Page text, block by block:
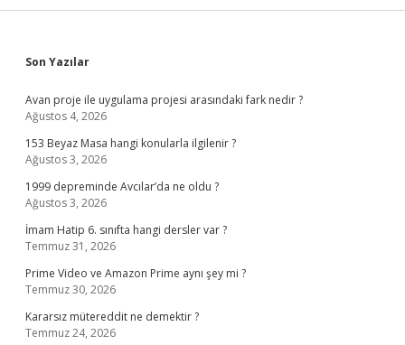
Sidebar
Son Yazılar
Avan proje ile uygulama projesi arasındaki fark nedir ?
Ağustos 4, 2026
153 Beyaz Masa hangi konularla ilgilenir ?
Ağustos 3, 2026
1999 depreminde Avcılar’da ne oldu ?
Ağustos 3, 2026
İmam Hatip 6. sınıfta hangi dersler var ?
Temmuz 31, 2026
Prime Video ve Amazon Prime aynı şey mi ?
Temmuz 30, 2026
Kararsız mütereddit ne demektir ?
Temmuz 24, 2026